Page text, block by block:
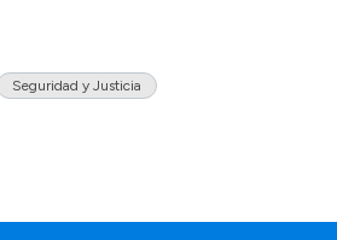
Seguridad y Justicia